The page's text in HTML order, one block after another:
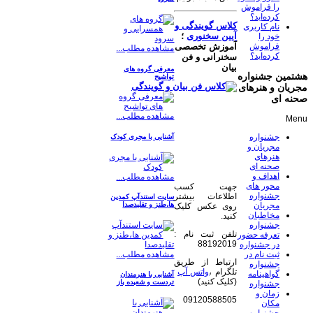
مشاهده مطلب...
معرفی گروه های
تواشیح
مشاهده مطلب...
آشنایی با مجری کودک
مشاهده مطلب...
سایت استندآپ کمدین
ها،طنز و تقلیدصدا
مشاهده مطلب...
آشنایی با هنرمندان
تردست و شعبده باز
کلاس گویندگی و
آیین سخنوری ؛
آموزش تخصصی
سخنرانی و فن
بیان
جهت کسب
اطلاعات بیشتر
روی عکس کلیک
کنید.
تلفن ثبت نام :
88192019
ارتباط از طریق
تلگرام ،واتس آپ
(کلیک کنید)
09120588505
را فراموش
کرده‌اید؟
نام کاربری
خود را
فراموش
کرده‌اید؟
هشتمین جشنواره
مجریان و هنرهای
صحنه ای
Menu
جشنواره
مجریان و
هنرهای
صحنه ای
اهداف و
محور های
جشنواره
مجریان
مخاطبان
جشنواره
تعرفه حضور
در جشنواره
ثبت نام در
جشنواره
گواهینامه
جشنواره
زمان و
مکان